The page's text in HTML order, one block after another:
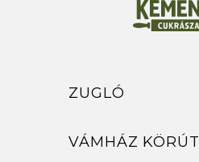
ZUGLÓ
VÁMHÁZ KÖRÚT